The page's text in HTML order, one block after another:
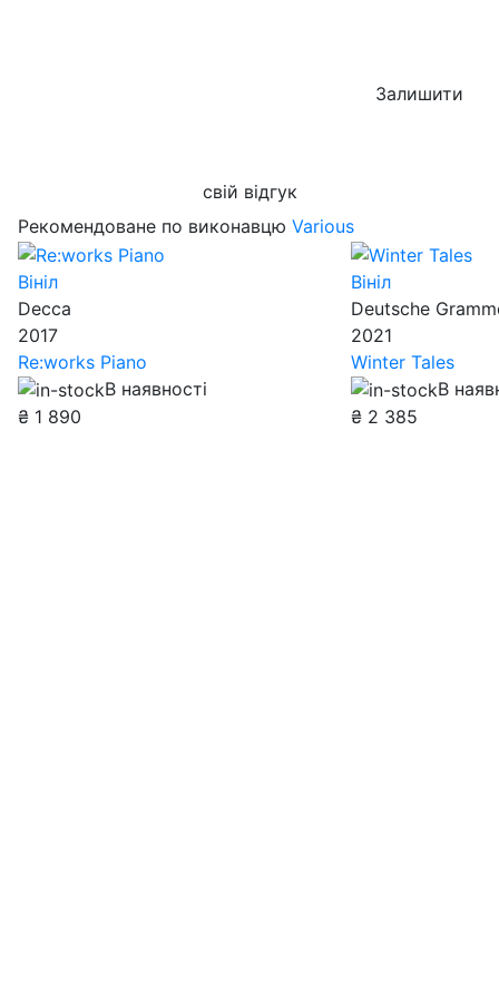
Залишити
свій відгук
Рекомендоване по виконавцю Various
Вініл
Decca
2017
Re:works Piano
В наявності
₴ 1 890
Вініл
Deutsche
2021
Winter Tales
В
₴ 2 385